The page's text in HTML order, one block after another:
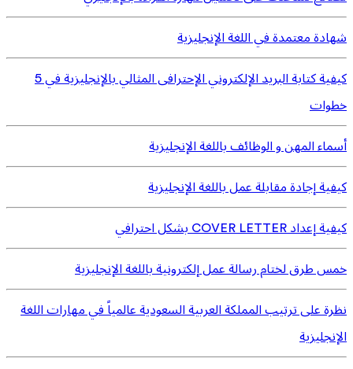
شهادة معتمدة في اللغة الإنجليزية
كيفية كتابة البريد الإلكتروني الإحترافى المثالي بالإنجليزية في 5
خطوات
أسماء المهن و الوظائف باللغة الإنجليزية
كيفية إجادة مقابلة عمل باللغة الإنجليزية
كيفية إعداد COVER LETTER بشكل احترافي
خمس طرق لختام رسالة عمل إلكترونية باللغة الإنجليزية
نظرة على ترتيب المملكة العربية السعودية عالمياً في مهارات اللغة
الإنجليزية